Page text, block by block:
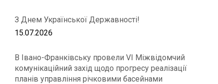
З Днем Української Державності!
15.07.2026
В Івано-Франківську провели VІ Міжвідомчий
комунікаційний захід щодо прогресу реалізації
планів управління річковими басейнами